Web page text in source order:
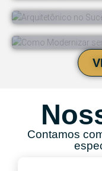
Arquitetônico
BlogReformas
Como
Contamos